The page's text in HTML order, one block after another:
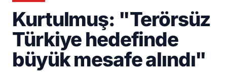
Kurtulmuş: "Terörsüz
Türkiye hedefinde
büyük mesafe alındı"